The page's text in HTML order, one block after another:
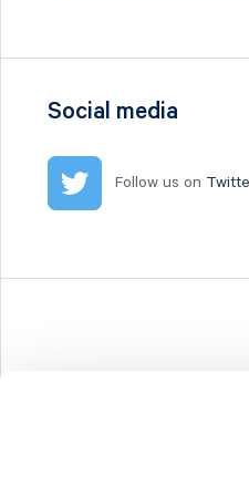
Ogunsen
Social media
Follow us on